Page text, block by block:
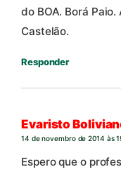
do BOA. Borá
Castelão.
Responder
Evaristo
14 de novembro de 2014 às
Espero que o